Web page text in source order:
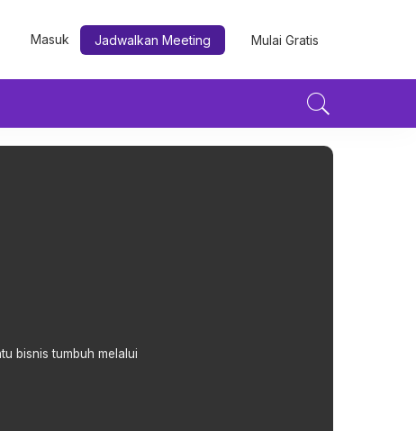
Masuk Jadwalkan Meeting Mulai Gratis
bisnis tumbuh melalui